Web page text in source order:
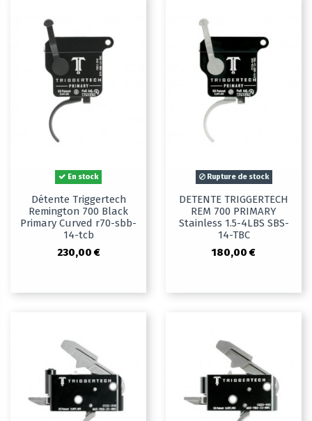
En stock
Détente Triggertech
Remington 700 Black
Primary Curved r70-sbb-
14-tcb
230,00 €
Rupture de stock
DETENTE TRIGGERTECH
REM 700 PRIMARY
Stainless 1.5-4LBS SBS-
14-TBC
180,00 €